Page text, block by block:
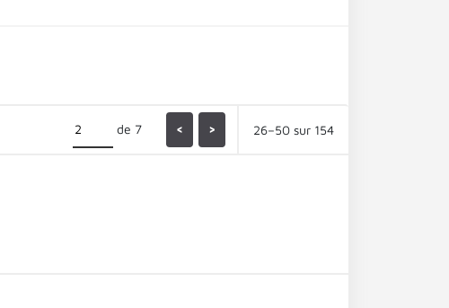
de 7 < > 26–50 sur 154